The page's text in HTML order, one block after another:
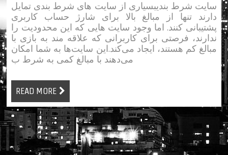
سایت شرط بندیبسیاری از سایت‌ های شرط بندی تمایل
دارند تنها از مبالغ بالا برای شارژ حساب کاربری
پشتیبانی کنند. اما وجود سایت‌ هایی که این محدودیت را
ندارند، فرصتی برای کاربرانی که علاقه‌ مند به بازی با
مبالغ کم هستند، ایجاد می‌کند.این سایت‌ها به شما امکان
می‌دهند با مبالغ کمی به شرط ب
READ MORE